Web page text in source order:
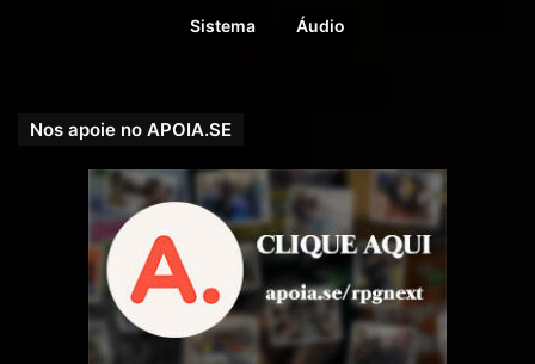
A Estação foi ativada há 400 anos. Para a Universidade
preocupados com sua busca de tornar a Século Centauri
totalmente sustentável, o que tem tomado o tempo que
deveria ser dedicado a monitorar o Planeta.
O Computador Watson que mantém a estação está
frequentemente sob riscos de Vírus e outras inteligências
artificiais que estão escondidas no planeta. Há um medo
que estas tentem assumir controle da estação. Toda vez
Sistema Áudio
Nos apoie no APOIA.SE